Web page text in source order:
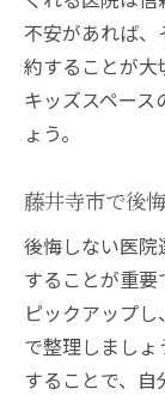
不安があれば
約することが大
キッズスペー
ょう。
藤井寺市で後
後悔しない医
することが重
ピックアップ
で整理しまし
することで、